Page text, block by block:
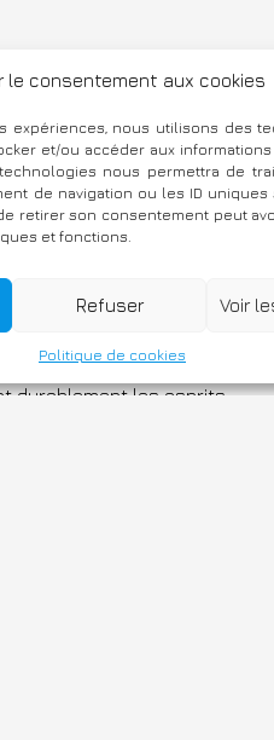
le consentement aux cookies
expériences, nous utilisons des
et/ou accéder aux
nous permettra de
de navigation ou les ID uniques
retirer son consentement peut
et fonctions.
Refuser Voir
Politique de cookies
AGRICOLE
Agricole Normandie Seine a
de notre Projet
projet tourné vers la
nos valeurs et capables
durablement les esprits.